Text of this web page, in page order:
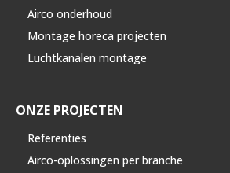
Airco onderhoud
Montage horeca projecten
Luchtkanalen montage
ONZE PROJECTEN
Referenties
Airco-oplossingen per branche